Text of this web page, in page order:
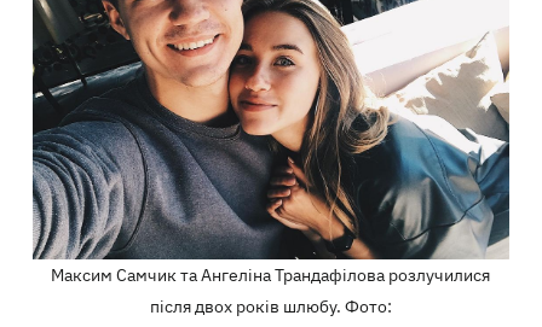
Максим Самчик та Ангеліна Трандафілова розлучилися
після двох років шлюбу. Фото: